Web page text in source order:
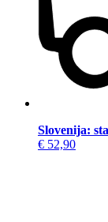
Slovenija:
€ 52,90